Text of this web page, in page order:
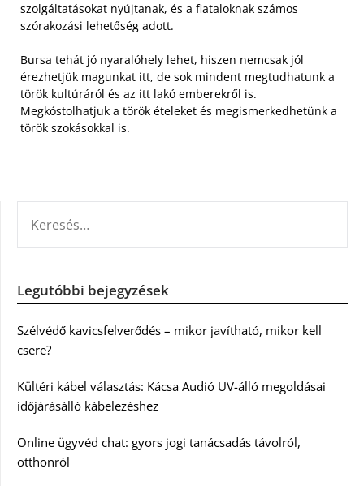
szolgáltatásokat nyújtanak, és a fiataloknak számos
szórakozási lehetőség adott.
Bursa tehát jó nyaralóhely lehet, hiszen nemcsak jól
érezhetjük magunkat itt, de sok mindent megtudhatunk a
török kultúráról és az itt lakó emberekről is.
Megkóstolhatjuk a török ételeket és megismerkedhetünk a
török szokásokkal is.
Legutóbbi bejegyzések
Szélvédő kavicsfelverődés – mikor javítható, mikor kell
csere?
Kültéri kábel választás: Kácsa Audió UV-álló megoldásai
időjárásálló kábelezéshez
Online ügyvéd chat: gyors jogi tanácsadás távolról,
otthonról